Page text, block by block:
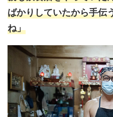
ばかりしていたから手伝
ね」